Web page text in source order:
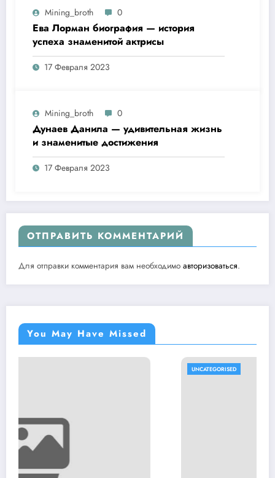
Mining_broth 0
Ева Лорман биография — история
успеха знаменитой актрисы
17 Февраля 2023
Mining_broth 0
Дунаев Данила — удивительная жизнь
и знаменитые достижения
17 Февраля 2023
ОТПРАВИТЬ КОММЕНТАРИЙ
Для отправки комментария вам необходимо авторизоваться.
You May Have Missed